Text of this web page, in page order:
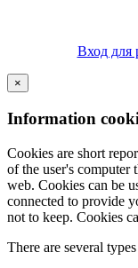
Вход для
×
Information
Cookies are short
of the user's computer
web. Cookies can be
connected to provide
not to keep. Cookies
There are several